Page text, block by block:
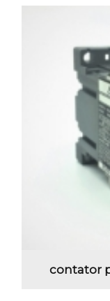
contator